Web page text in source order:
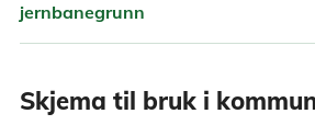
jernbanegrunn
Skjema til bruk i